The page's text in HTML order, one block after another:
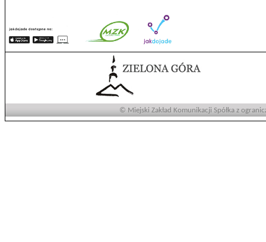
© Miejski Zakład Komunikacji Spółka z